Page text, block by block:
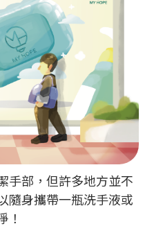
手部，但許多地方並不
隨身攜帶一瓶洗手液或
！